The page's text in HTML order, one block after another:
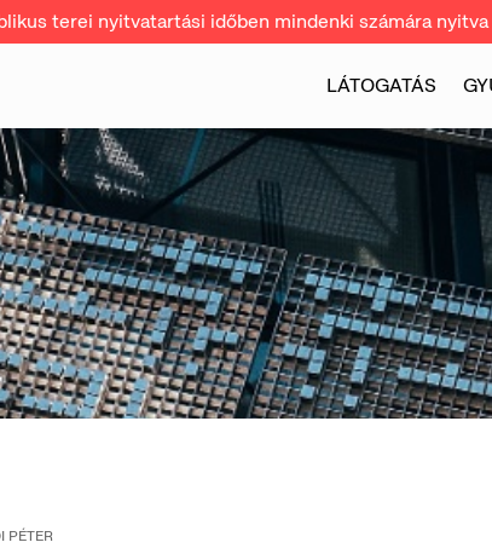
terei nyitvatartási időben mindenki számára nyitva
LÁTOGATÁS
PÉTER